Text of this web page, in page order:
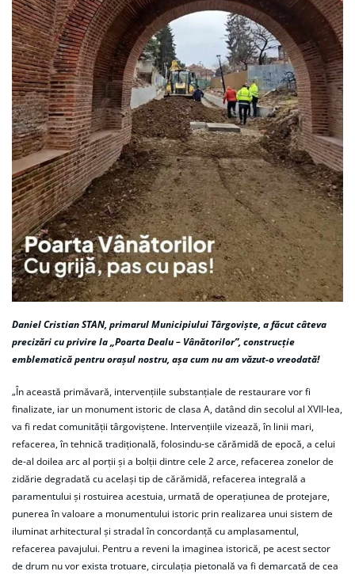
Daniel Cristian STAN, primarul Municipiului Târgoviște, a făcut câteva
precizări cu privire la„Poarta Dealu – Vânătorilor”, construcție
emblematică pentru orașul nostru, așa cum nu am văzut-o vreodată!
„În această primăvară, intervențiile substanțiale de restaurare vor fi
finalizate, iar un monument istoric de clasa A, datând din secolul al XVII-lea,
va fi redat comunității târgoviștene. Intervențiile vizează, în linii mari,
refacerea, în tehnică tradițională, folosindu-se cărămidă de epocă, a celui
de-al doilea arc al porții și a bolții dintre cele 2 arce, refacerea zonelor de
zidărie degradată cu același tip de cărămidă, refacerea integrală a
paramentului și rostuirea acestuia, urmată de operațiunea de protejare,
punerea în valoare a monumentului istoric prin realizarea unui sistem de
iluminat arhitectural și stradal în concordanță cu amplasamentul,
refacerea pavajului. Pentru a reveni la imaginea istorică, pe acest sector
de drum nu vor exista trotuare, circulația pietonală va fi demarcată de cea